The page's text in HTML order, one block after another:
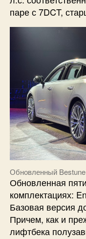
паре с 7DCT,
Обновленный
Обновленная
комплектациях:
Базовая версия
Причем, как и
лифтбека